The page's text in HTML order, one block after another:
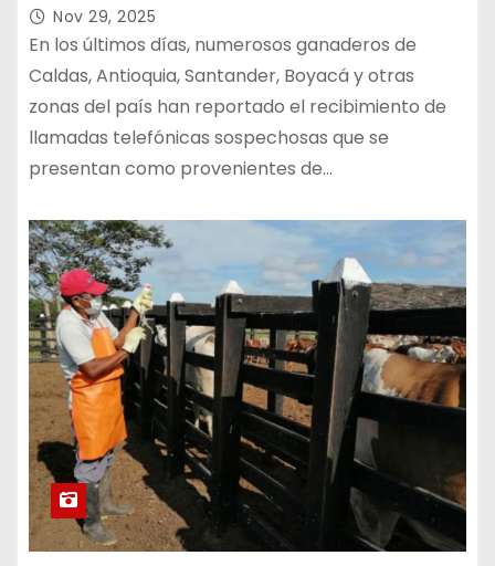
Nov 29, 2025
En los últimos días, numerosos ganaderos de
Caldas, Antioquia, Santander, Boyacá y otras
zonas del país han reportado el recibimiento de
llamadas telefónicas sospechosas que se
presentan como provenientes de…